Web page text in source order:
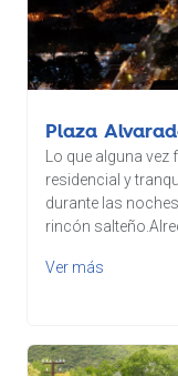
Plaza
Lo que alguna
residencial y
durante las
rincón
Ver más